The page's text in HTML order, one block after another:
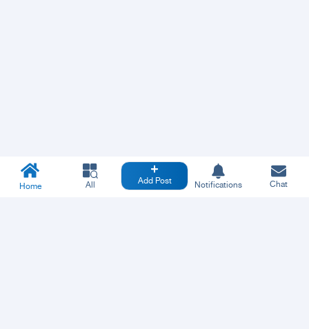
Home All Add Post Notifications Chat